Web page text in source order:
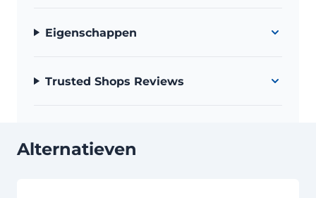
Eigenschappen
Trusted Shops Reviews
Alternatieven